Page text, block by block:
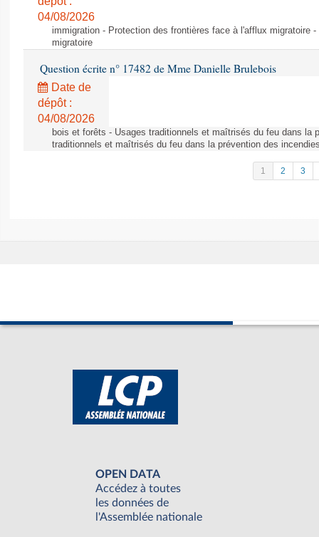
04/08/2026
immigration - Protection des frontières face à l'afflux migratoire
migratoire
Question écrite n° 17482 de Mme Danielle Brulebois
Date de
dépôt :
04/08/2026
bois et forêts - Usages traditionnels et maîtrisés du feu dans la
traditionnels et maîtrisés du feu dans la prévention des
1 2 3
OPEN DATA
Accédez à toutes
les données de
l'Assemblée nationale